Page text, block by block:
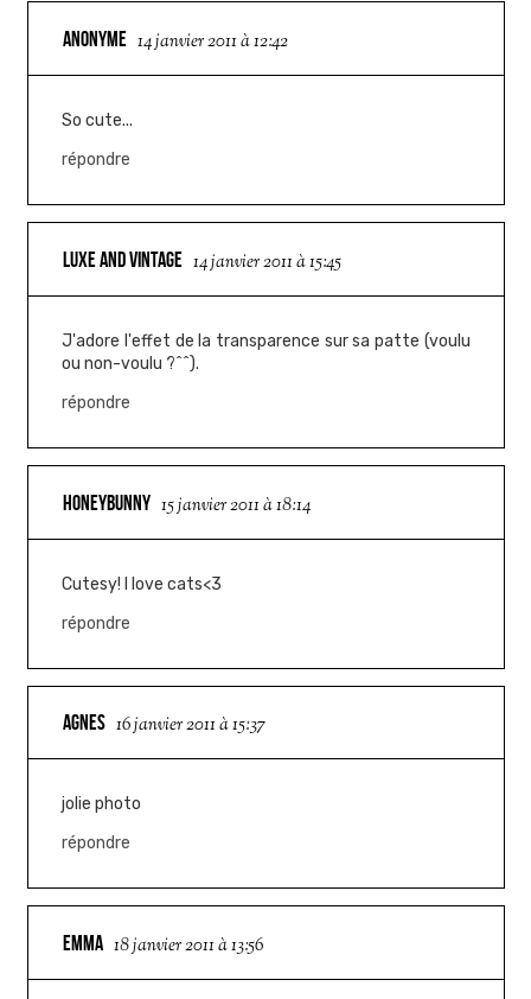
ANONYME 14 janvier 2011 à 12:42
So cute...
répondre
LUXE AND VINTAGE 14 janvier 2011 à 15:45
J'adore l'effet de la transparence sur sa patte (voulu
ou non-voulu ?^^).
répondre
HONEYBUNNY 15 janvier 2011 à 18:14
Cutesy! I love cats<3
répondre
AGNES 16 janvier 2011 à 15:37
jolie photo
répondre
EMMA 18 janvier 2011 à 13:56